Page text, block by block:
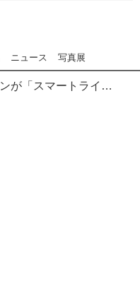
ニュース 写真展
ベルボンが「スマートライトスタンド」を2019年12月12日（木）に発売。市場想定店頭価格は8000円（税別）。